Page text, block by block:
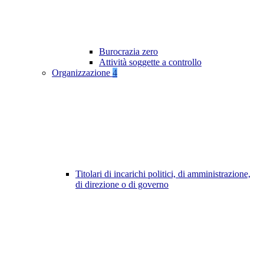
Burocrazia zero
Attività soggette a controllo
Organizzazione 4
Titolari di incarichi politici, di amministrazione,
di direzione o di governo